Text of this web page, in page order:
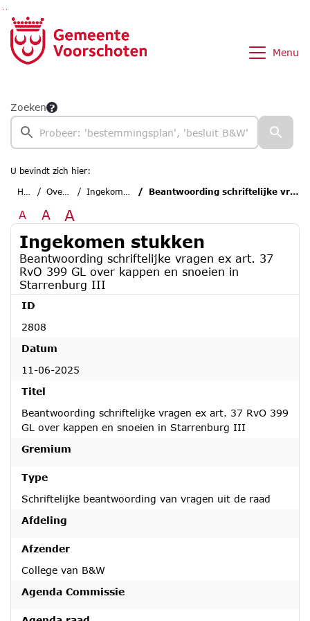
Ga naar de inhoud van deze pagina
Ga naar het zoeken
Ga naar het menu
Menu
Zoeken
U bevindt zich hier:
Home
Overzichten Ingekomen stukken Beantwoording schriftelijke vragen ex art. 37 RvO 399 GL over kappen en snoeien in Starrenburg III
A A A
Ingekomen stukken
Beantwoording schriftelijke vragen ex art. 37
RvO 399 GL over kappen en snoeien in
Starrenburg III
ID
2808
Datum
11-06-2025
Titel
Beantwoording schriftelijke vragen ex art. 37 RvO 399
GL over kappen en snoeien in Starrenburg III
Gremium
Type
Schriftelijke beantwoording van vragen uit de raad
Afdeling
Afzender
College van B&W
Agenda Commissie